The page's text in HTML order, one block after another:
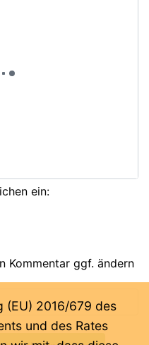
ein:
Kommentar ggf. ändern
(EU) 2016/679 des
und des Rates